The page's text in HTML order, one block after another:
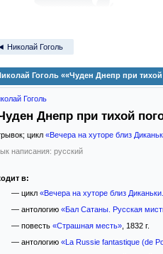
Николай Гоголь
Гоголь ««Чуден Днепр при
Гоголь
Днепр при тихой
цикл «Вечера на хуторе близ
написания: русский
в:
— цикл «Вечера на хуторе близ
— антологию «Бал Сатаны. Русская
— повесть «Страшная месть», 1832 г.
— антологию «La Russie fantastique (de